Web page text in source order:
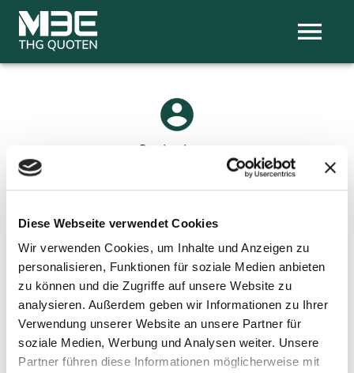
Diese Webseite verwendet Cookies
Wir verwenden Cookies, um Inhalte und Anzeigen zu
personalisieren, Funktionen für soziale Medien anbieten
zu können und die Zugriffe auf unsere Website zu
analysieren. Außerdem geben wir Informationen zu Ihrer
Verwendung unserer Website an unsere Partner für
soziale Medien, Werbung und Analysen weiter. Unsere
Partner führen diese Informationen möglicherweise mit
Registrieren
Hinweis* Bitte achten Sie darauf, dass Ihr Anmeldename
Wählen Sie bitte, ob Sie sich als Privatperson oder als
Unternehmen registrieren.
PRIVATPERSON
UNTERNEHMEN